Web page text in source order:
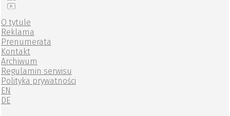
O tytule
Reklama
Prenumerata
Kontakt
Archiwum
Regulamin serwisu
Polityka prywatności
EN
DE